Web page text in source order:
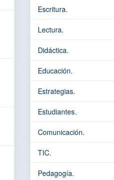
Escritura.
Lectura.
Didáctica.
Educación.
Estrategias.
Estudiantes.
Comunicación.
TIC.
Pedagogía.